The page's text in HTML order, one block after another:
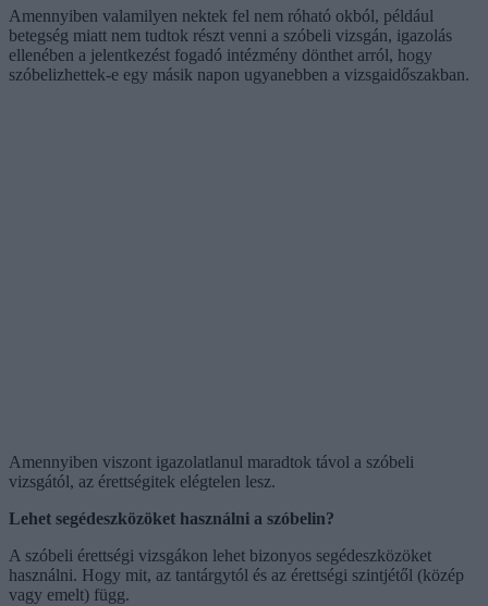
Amennyiben valamilyen nektek fel nem róható okból, például
betegség miatt nem tudtok részt venni a szóbeli vizsgán, igazolás
ellenében a jelentkezést fogadó intézmény dönthet arról, hogy
szóbelizhettek-e egy másik napon ugyanebben a vizsgaidőszakban.
Amennyiben viszont igazolatlanul maradtok távol a szóbeli
vizsgától, az érettségitek elégtelen lesz.
Lehet segédeszközöket használni a szóbelin?
A szóbeli érettségi vizsgákon lehet bizonyos segédeszközöket
használni. Hogy mit, az tantárgytól és az érettségi szintjétől (közép
vagy emelt) függ.